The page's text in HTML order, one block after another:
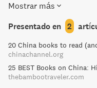
investigates the
transformation of small
industrial growth in
compelling and
perspective on modern
Mostrar más
Presentado en 2
20 China books to read
chinachannel.org
thebambootraveler.com